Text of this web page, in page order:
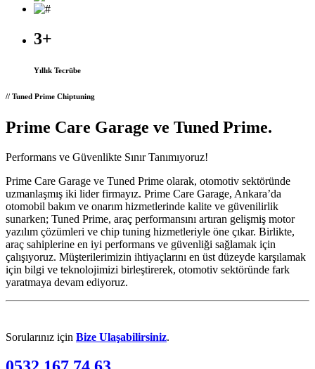
3+
Yıllık Tecrübe
// Tuned Prime Chiptuning
Prime Care Garage ve Tuned Prime.
Performans ve Güvenlikte Sınır Tanımıyoruz!
Prime Care Garage ve Tuned Prime olarak, otomotiv sektöründe
uzmanlaşmış iki lider firmayız. Prime Care Garage, Ankara’da
otomobil bakım ve onarım hizmetlerinde kalite ve güvenilirlik
sunarken; Tuned Prime, araç performansını artıran gelişmiş motor
yazılım çözümleri ve chip tuning hizmetleriyle öne çıkar. Birlikte,
araç sahiplerine en iyi performans ve güvenliği sağlamak için
çalışıyoruz. Müşterilerimizin ihtiyaçlarını en üst düzeyde karşılamak
için bilgi ve teknolojimizi birleştirerek, otomotiv sektöründe fark
yaratmaya devam ediyoruz.
Sorularınız için Bize Ulaşabilirsiniz.